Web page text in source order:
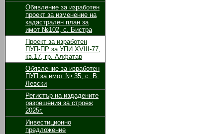
Обявление за изработен
проект за изменение на
кадастрален план за
имот №102, с. Бистра
Проект за изработен
ПУП-ПР за УПИ ХVІІІ-77,
кв.17, гр. Алфатар
Обявление за изработен
ПУП за имот № 35, с. В.
Левски
Регистър на издадените
разрешения за строеж
2025г.
Инвестиционно
предложение